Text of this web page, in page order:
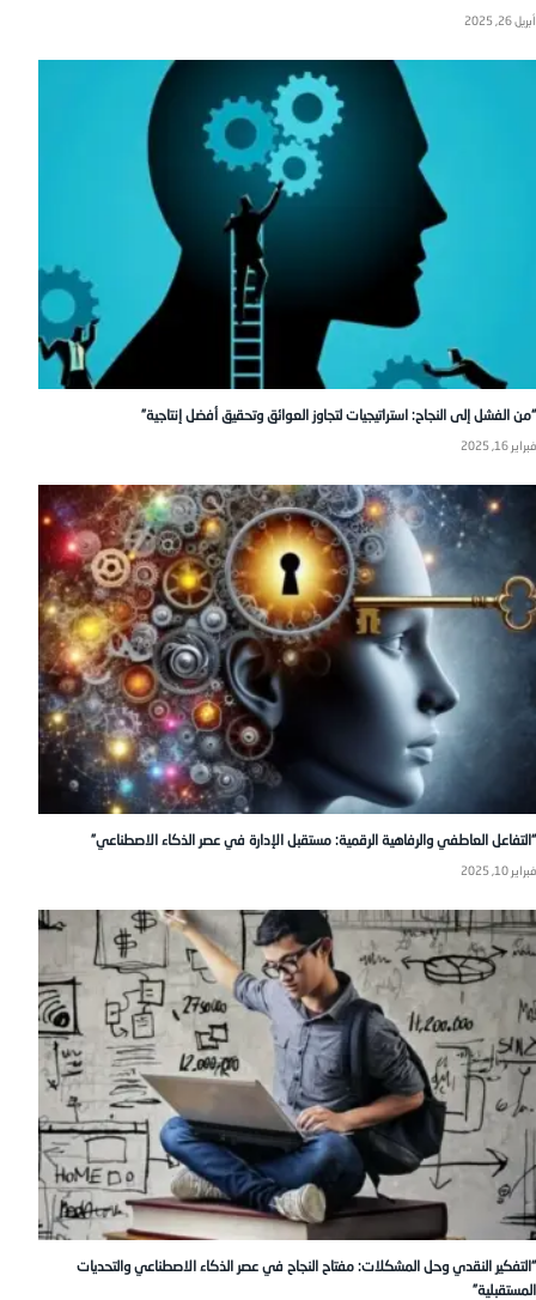
أبريل 26, 2025
“من الفشل إلى النجاح: استراتيجيات لتجاوز العوائق وتحقيق أفضل إنتاجية”
فبراير 16, 2025
“التفاعل العاطفي والرفاهية الرقمية: مستقبل الإدارة في عصر الذكاء الاصطناعي”
فبراير 10, 2025
“التفكير النقدي وحل المشكلات: مفتاح النجاح في عصر الذكاء الاصطناعي والتحديات
المستقبلية”